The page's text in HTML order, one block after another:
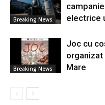
Breaking News
electrice
Breaking News
Joc cu
organizat
Mare